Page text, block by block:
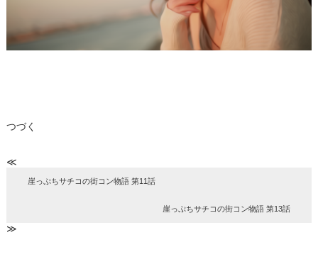
つづく
≪
崖っぷちサチコの街コン物語 第11話
崖っぷちサチコの街コン物語 第13話
≫